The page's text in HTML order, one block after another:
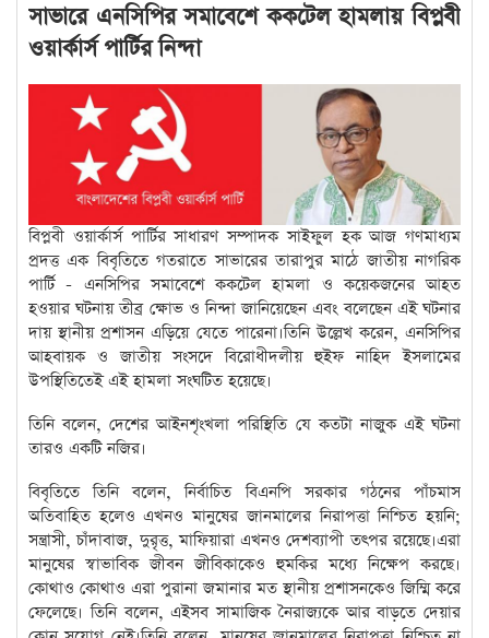
সাভারে এনসিপির সমাবেশে ককটেল হামলায় বিপ্লবী
ওয়ার্কার্স পার্টির নিন্দা
বিপ্লবী ওয়ার্কার্স পার্টির সাধারণ সম্পাদক সাইফুল হক আজ গণমাধ্যম
প্রদত্ত এক বিবৃতিতে গতরাতে সাভারের তারাপুর মাঠে জাতীয় নাগরিক
পার্টি - এনসিপির সমাবেশে ককটেল হামলা ও কয়েকজনের আহত
হওয়ার ঘটনায় তীব্র ক্ষোভ ও নিন্দা জানিয়েছেন এবং বলেছেন এই ঘটনার
দায় স্থানীয় প্রশাসন এড়িয়ে যেতে পারেনা।তিনি উল্লেখ করেন, এনসিপির
আহবায়ক ও জাতীয় সংসদে বিরোধীদলীয় হুইফ নাহিদ ইসলামের
উপস্থিতিতেই এই হামলা সংঘটিত হয়েছে।
তিনি বলেন, দেশের আইনশৃংখলা পরিস্থিতি যে কতটা নাজুক এই ঘটনা
তারও একটি নজির।
বিবৃতিতে তিনি বলেন, নির্বাচিত বিএনপি সরকার গঠনের পাঁচমাস
অতিবাহিত হলেও এখনও মানুষের জানমালের নিরাপত্তা নিশ্চিত হয়নি;
সন্ত্রাসী, চাঁদাবাজ, দুরৃত্ত, মাফিয়ারা এখনও দেশব্যাপী তৎপর রয়েছে।এরা
মানুষের স্বাভাবিক জীবন জীবিকাকেও হুমকির মধ্যে নিক্ষেপ করছে।
কোথাও কোথাও এরা পুরানা জমানার মত স্থানীয় প্রশাসনকেও জিম্মি করে
ফেলেছে। তিনি বলেন, এইসব সামাজিক নৈরাজ্যকে আর বাড়তে দেয়ার